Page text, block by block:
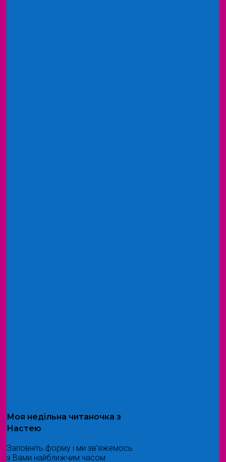
Моя недільна читаночка з
Настею
Заповніть форму і ми зв'яжемось
з Вами найближчим часом